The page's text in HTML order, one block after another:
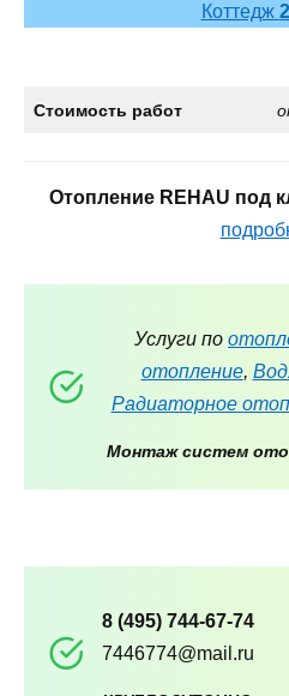
Коттедж
Стоимость работ
Отопление REHAU под
Услуги по
отопление,
Радиаторное
Монтаж систем
8 (495) 744-67-74
7446774@mail.ru